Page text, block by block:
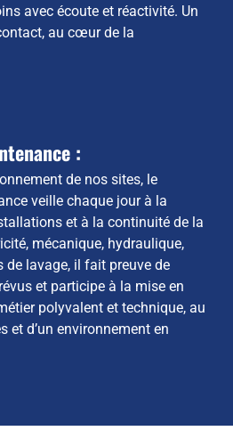
avec écoute et réactivité. Un
au cœur de la
:
de nos sites, le
veille chaque jour à la
et à la continuité de la
mécanique, hydraulique,
de lavage, il fait preuve de
et participe à la mise en
polyvalent et technique, au
et d’un environnement en